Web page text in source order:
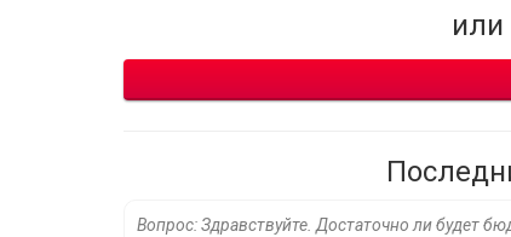
или
Вопрос: Здравствуйте. Достаточно ли будет